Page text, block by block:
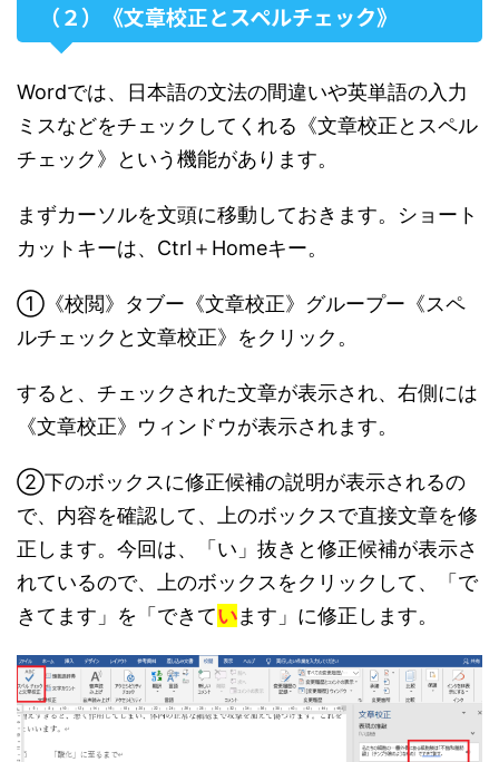
（２）《文章校正とスペルチェック》
Wordでは、日本語の文法の間違いや英単語の入力
ミスなどをチェックしてくれる《文章校正とスペル
チェック》という機能があります。
まずカーソルを文頭に移動しておきます。ショート
カットキーは、Ctrl＋Homeキー。
①《校閲》タブー《文章校正》グループー《スペ
ルチェックと文章校正》をクリック。
すると、チェックされた文章が表示され、右側には
《文章校正》ウィンドウが表示されます。
②下のボックスに修正候補の説明が表示されるの
で、内容を確認して、上のボックスで直接文章を修
正します。今回は、「い」抜きと修正候補が表示さ
れているので、上のボックスをクリックして、「で
きてます」を「できています」に修正します。